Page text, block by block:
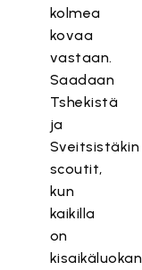
kolmea
kovaa
vastaan.
Saadaan
Tshekistä
ja
Sveitsistäkin
scoutit,
kun
kaikilla
on
kisaikäluokan